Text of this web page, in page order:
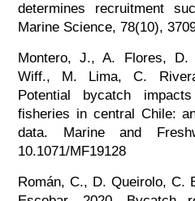
determines recruitment
Marine Science, 78(10),
Montero, J., A. Flores,
Wiff., M. Lima, C.
Potential bycatch
fisheries in central Chile:
data. Marine and
10.1071/MF19128
Román, C., D. Queirolo, C.